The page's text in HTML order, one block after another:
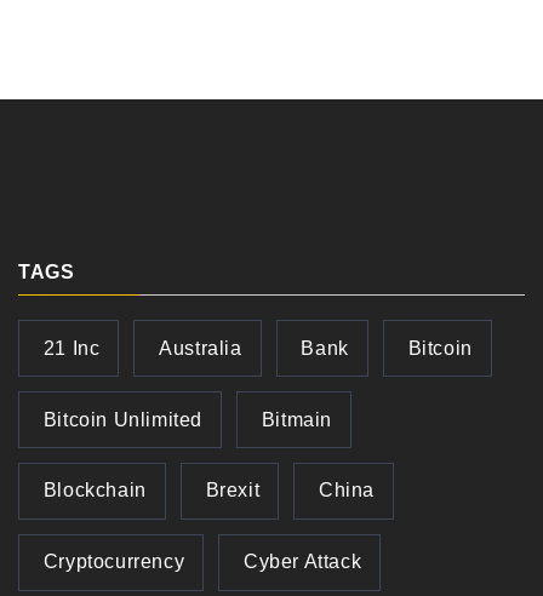
TAGS
21 Inc Australia Bank Bitcoin
Bitcoin Unlimited Bitmain
Blockchain Brexit China
Cryptocurrency Cyber Attack